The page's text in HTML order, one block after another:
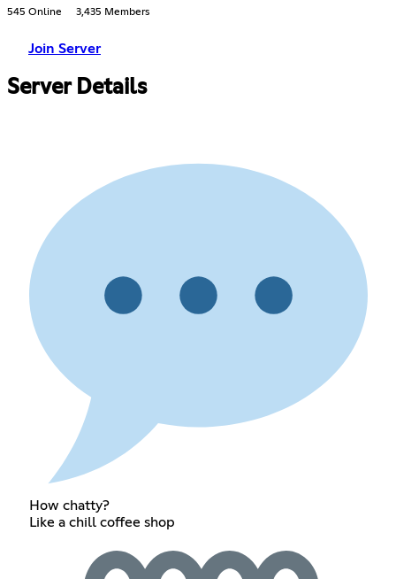
545 Online 3,435 Members
Join Server
Server Details
How chatty?
Like a chill coffee shop